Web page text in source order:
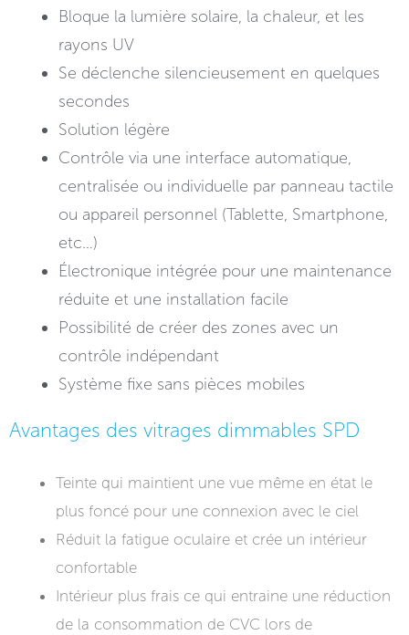
Bloque la lumière solaire, la chaleur, et les
rayons UV
Se déclenche silencieusement en quelques
secondes
Solution légère
Contrôle via une interface automatique,
centralisée ou individuelle par panneau tactile
ou appareil personnel (Tablette, Smartphone,
etc…)
Électronique intégrée pour une maintenance
réduite et une installation facile
Possibilité de créer des zones avec un
contrôle indépendant
Système fixe sans pièces mobiles
Avantages des vitrages dimmables SPD
Teinte qui maintient une vue même en état le
plus foncé pour une connexion avec le ciel
Réduit la fatigue oculaire et crée un intérieur
confortable
Intérieur plus frais ce qui entraine une réduction
de la consommation de CVC lors de